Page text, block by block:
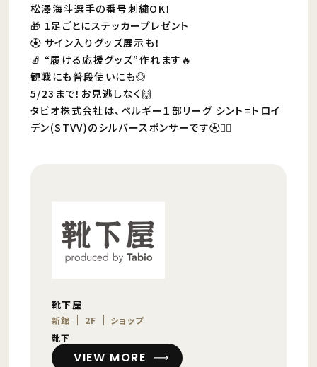
松澤海斗選手の番号刺繍OK！
🎁 1足ごとにステッカープレゼント
⚽ サイン入りグッズ展示も！
🧦 “履ける応援グッズ”作れます🔥
観戦にも普段使いにも◎
5/23まで！お見逃しなく🙌
タビオ株式会社は、ベルギー１部リーグ シント=トロイ
デン(STVV)のシルバースポンサーです⚽️❤️‍🔥
靴下屋
新館 2F
ショップ
靴下
VIEW MORE